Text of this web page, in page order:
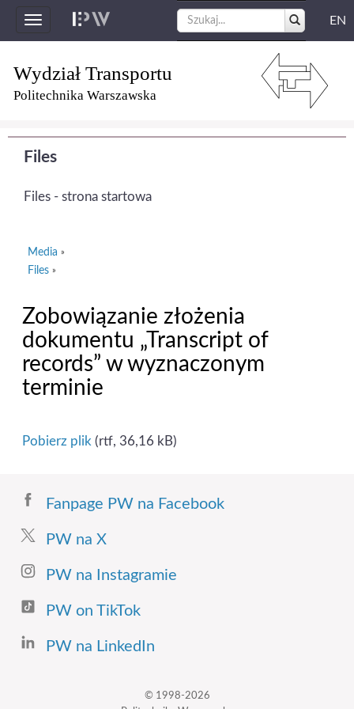
Toggle
navigation
EN
Wydział Transportu
Politechnika Warszawska
Files
Files - strona startowa
Media »
Files »
Zobowiązanie złożenia
dokumentu „Transcript of
records” w wyznaczonym
terminie
Pobierz plik (rtf, 36,16 kB)
Fanpage PW na Facebook
PW na X
PW na Instagramie
PW on TikTok
PW na LinkedIn
© 1998-2026